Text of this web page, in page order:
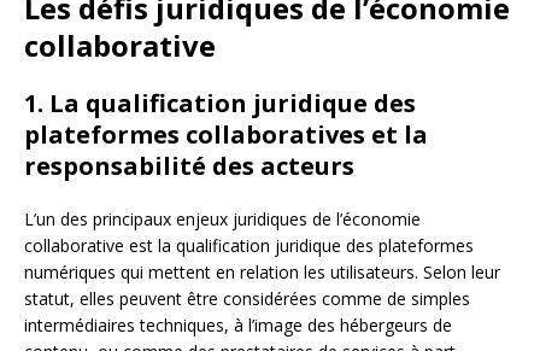
Les défis juridiques de l’économie
collaborative
1. La qualification juridique des
plateformes collaboratives et la
responsabilité des acteurs
L’un des principaux enjeux juridiques de l’économie
collaborative est la qualification juridique des plateformes
numériques qui mettent en relation les utilisateurs. Selon leur
statut, elles peuvent être considérées comme de simples
intermédiaires techniques, à l’image des hébergeurs de